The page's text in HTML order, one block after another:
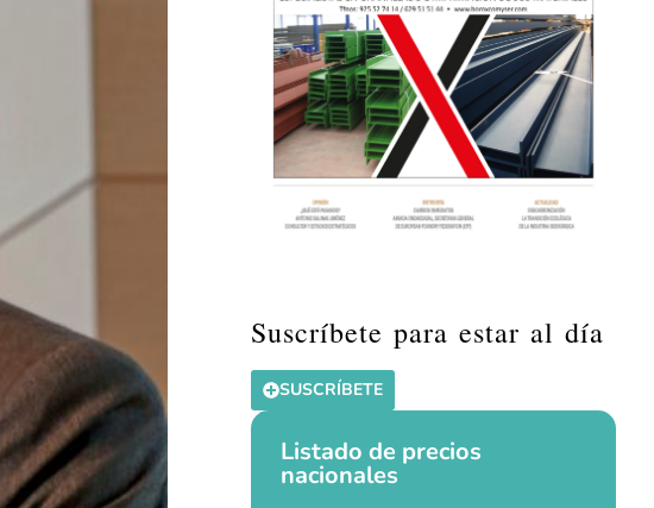
Suscríbete para estar al día
SUSCRÍBETE
Listado de precios
nacionales